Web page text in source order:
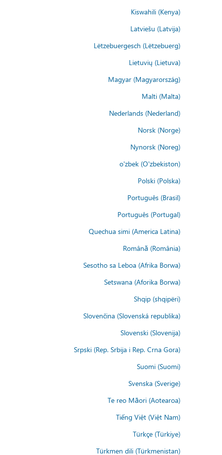
Kiswahili (Kenya)
Latviešu (Latvija)
Lëtzebuergesch (Lëtzebuerg)
Lietuvių (Lietuva)
Magyar (Magyarország)
Malti (Malta)
Nederlands (Nederland)
Norsk (Norge)
Nynorsk (Noreg)
o'zbek (O'zbekiston)
Polski (Polska)
Português (Brasil)
Português (Portugal)
Quechua simi (America Latina)
Română (România)
Sesotho sa Leboa (Afrika Borwa)
Setswana (Aforika Borwa)
Shqip (shqipëri)
Slovenčina (Slovenská republika)
Slovenski (Slovenija)
Srpski (Rep. Srbija i Rep. Crna Gora)
Suomi (Suomi)
Svenska (Sverige)
Te reo Māori (Aotearoa)
Tiếng Việt (Việt Nam)
Türkçe (Türkiye)
Türkmen dili (Türkmenistan)